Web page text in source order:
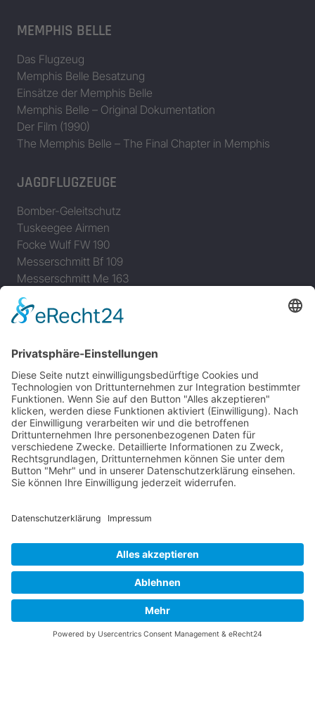
MEMPHIS BELLE
Das Flugzeug
Memphis Belle Besatzung
Einsätze der Memphis Belle
Memphis Belle – Original Dokumentation
Der Film (1990)
The Memphis Belle – The Final Chapter in Memphis
JAGDFLUGZEUGE
Bomber-Geleitschutz
Tuskeegee Airmen
Focke Wulf FW 190
Messerschmitt Bf 109
Messerschmitt Me 163
Messerschmitt Me 262
P-38 Lightning
P-51 Mustang
INFO
Über diese B-17 Webseite
Kontakt
Impressum
Datenschutzerklärung
B-17 Fan Store
UNTERSTÜTZEN
Gefällt Ihnen diese Website über die B-17 Flying
Fortress? Ich könnte Ihnen helfen, die Informationen
zu finden, die Sie suchen? Ich würde mich sehr
freuen, wenn Sie meine Arbeit jetzt mitPayPal